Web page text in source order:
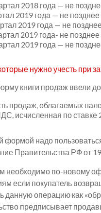
2018 года — не
2019 года — не
2019 года — не
2019 года- не
2019 года — не
нужно учесть при
книги продаж ввели
продаж, облагаемых
исчисленная по ставке
надо
Правительства РФ от
необходимо по-новому
если покупатель
данную операцию как
предписывает